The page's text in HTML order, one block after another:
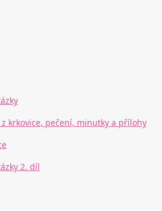
krkovice, pečení, minutky a přílohy
2. díl